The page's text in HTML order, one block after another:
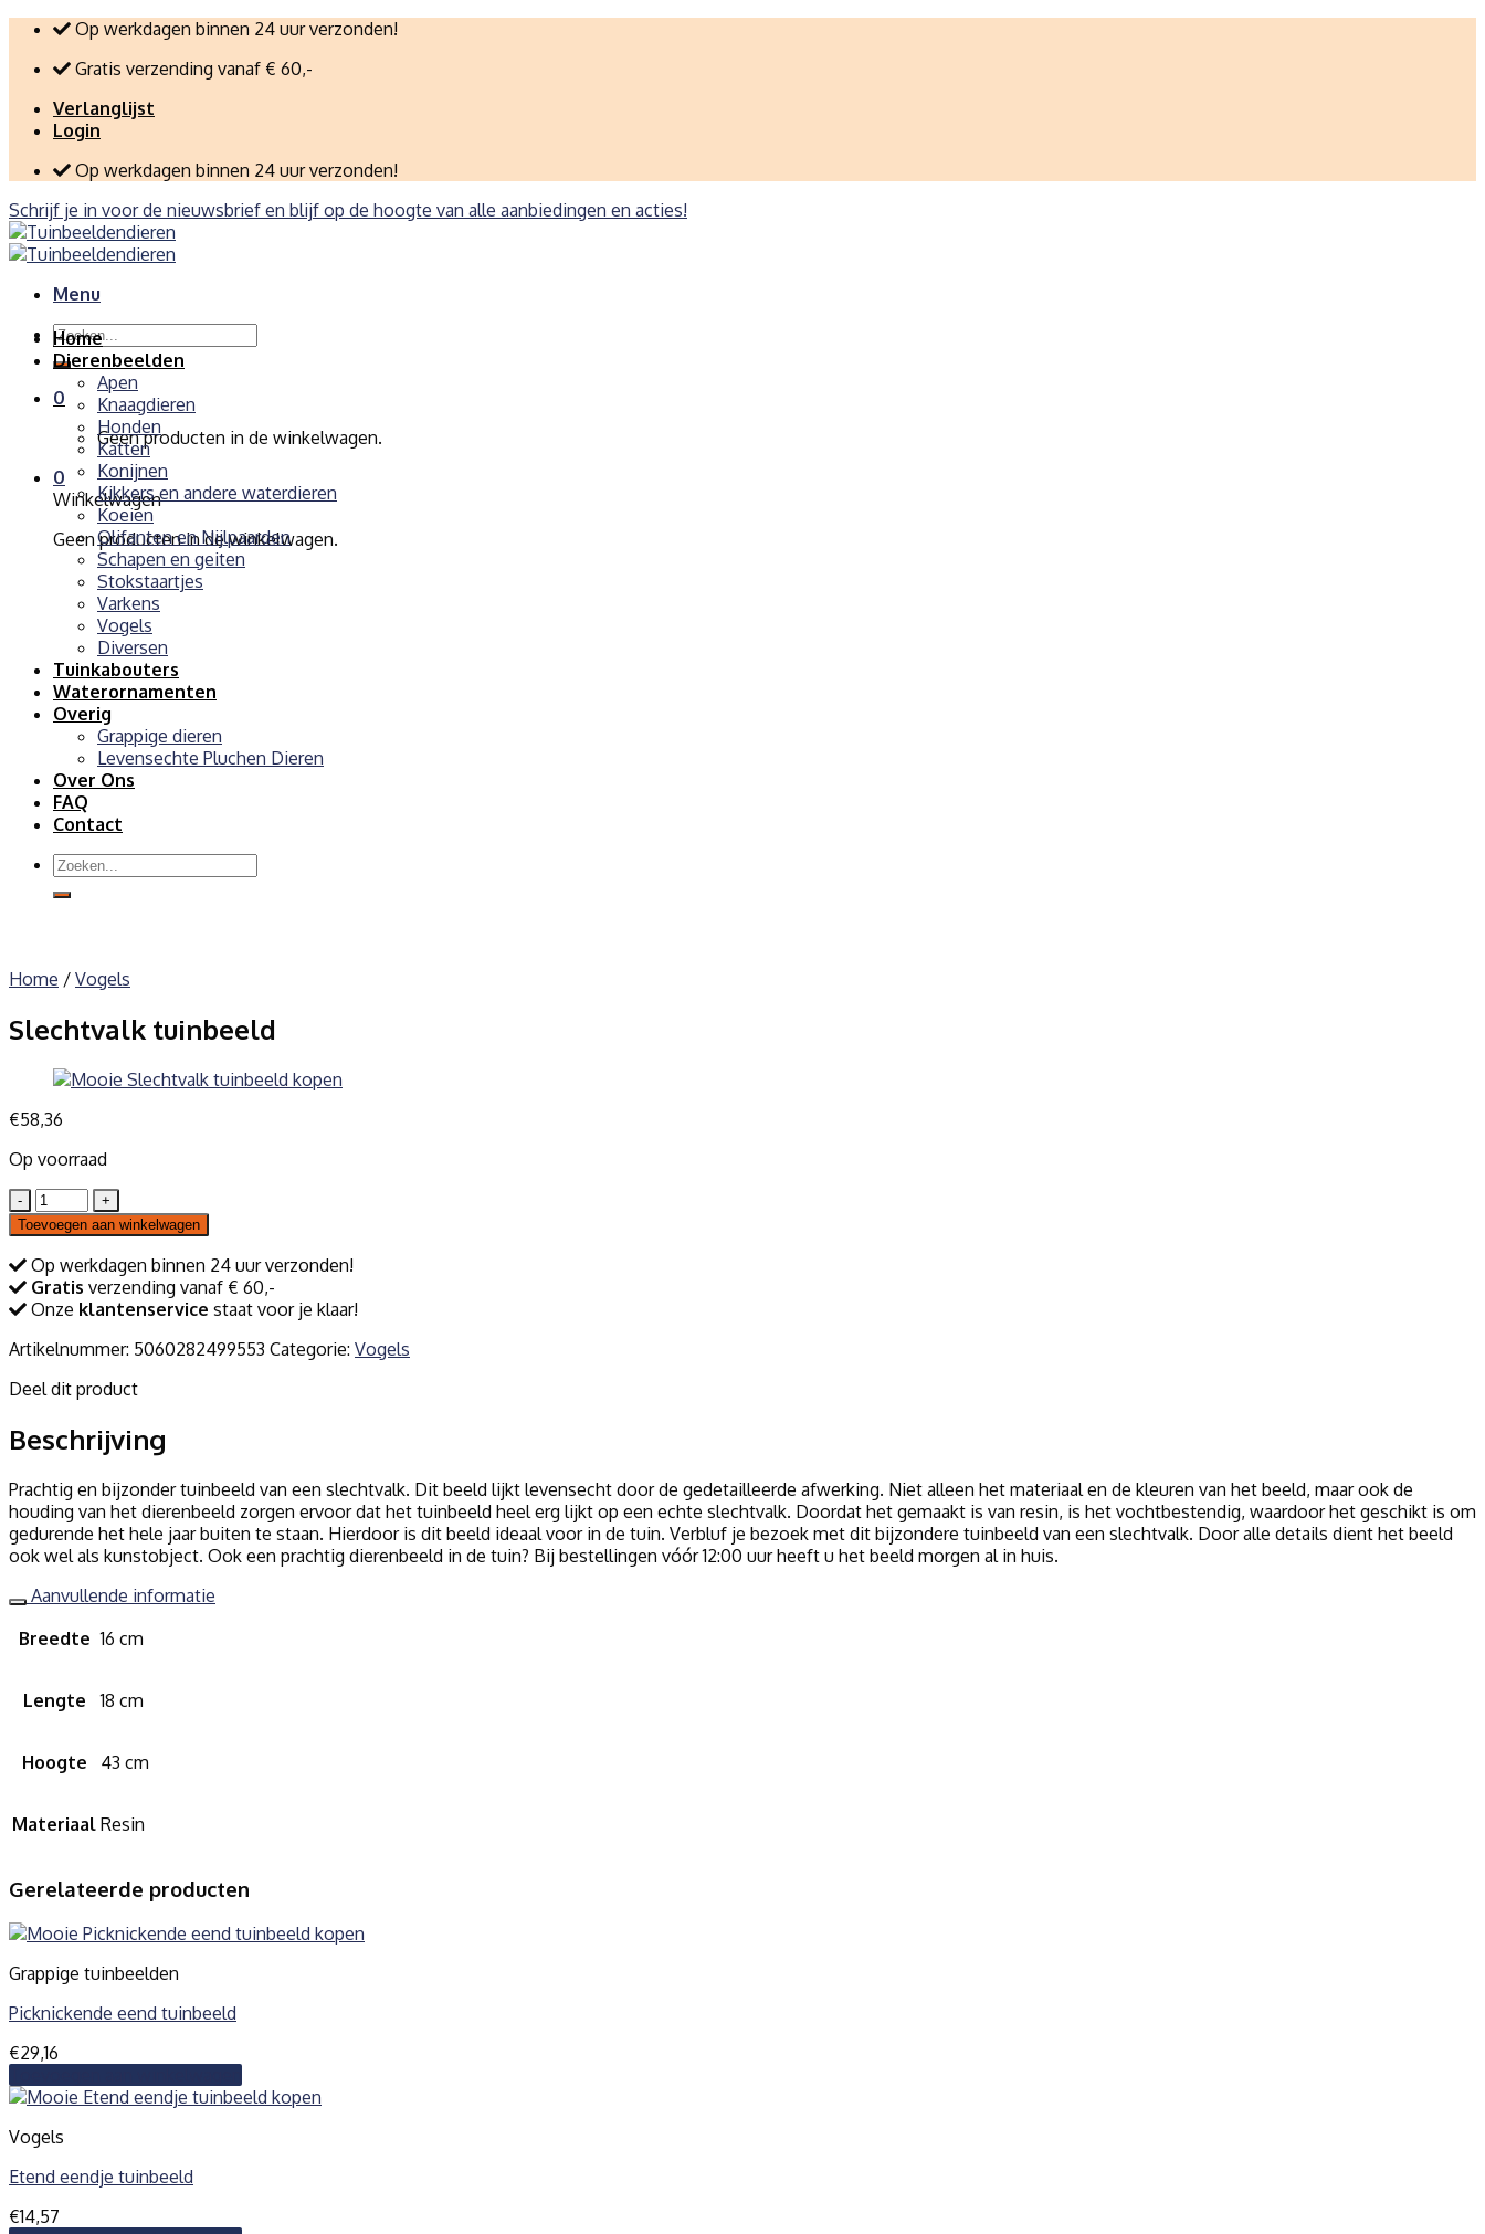
Skip
content
Op werkdagen binnen 24 uur verzonden!
Gratis verzending vanaf € 60,-
Verlanglijst
Login
Op werkdagen binnen 24 uur verzonden!
Schrijf je in voor de nieuwsbrief en blijf op de hoogte van alle aanbiedingen en acties!
Menu
Zoeken
naar:
0
Geen producten in de winkelwagen.
0
Winkelwagen
Geen producten in de winkelwagen.
Home
Dierenbeelden
Apen
Knaagdieren
Honden
Katten
Konijnen
Kikkers en andere waterdieren
Koeien
Olifanten en Nijlpaarden
Schapen en geiten
Stokstaartjes
Varkens
Vogels
Diversen
Tuinkabouters
Waterornamenten
Overig
Grappige dieren
Levensechte Pluchen Dieren
Over Ons
FAQ
Contact
Zoeken
Home / Vogels
Slechtvalk tuinbeeld
€58,36
Op voorraad
Slechtvalk
tuinbeeld
aantal
Toevoegen aan winkelwagen
Op werkdagen binnen 24 uur verzonden!
Gratis verzending vanaf € 60,-
Onze klantenservice staat voor je klaar!
Artikelnummer: 5060282499553 Categorie: Vogels
Deel dit product
Beschrijving
Prachtig en bijzonder tuinbeeld van een slechtvalk. Dit beeld lijkt levensecht door de gedetailleerde afwerking. Niet alleen het materiaal en de kleuren van het beeld, maar ook de
houding van het dierenbeeld zorgen ervoor dat het tuinbeeld heel erg lijkt op een echte slechtvalk. Doordat het gemaakt is van resin, is het vochtbestendig, waardoor het geschikt is om
gedurende het hele jaar buiten te staan. Hierdoor is dit beeld ideaal voor in de tuin. Verbluf je bezoek met dit bijzondere tuinbeeld van een slechtvalk. Door alle details dient het beeld
ook wel als kunstobject. Ook een prachtig dierenbeeld in de tuin? Bij bestellingen vóór 12:00 uur heeft u het beeld morgen al in huis.
Aanvullende informatie
Breedte 16 cm
Lengte 18 cm
Hoogte 43 cm
Materiaal Resin
Gerelateerde producten
Grappige tuinbeelden
Picknickende eend tuinbeeld
€29,16
Vogels
Etend eendje tuinbeeld
€14,57